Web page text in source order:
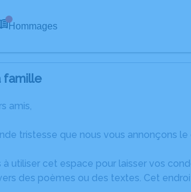
Hommages
famille
amis,
tristesse que nous vous annonçons
à utiliser cet espace pour laisser vos
des poèmes ou des textes. Cet